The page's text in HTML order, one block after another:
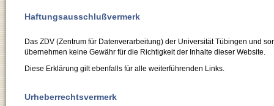
Haftungsausschlußvermerk
Das ZDV (Zentrum für Datenverarbeitung) der Universität Tübingen und
übernehmen keine Gewähr für die Richtigkeit der Inhalte dieser Website.
Diese Erklärung gilt ebenfalls für alle weiterführenden Links.
Urheberrechtsvermerk